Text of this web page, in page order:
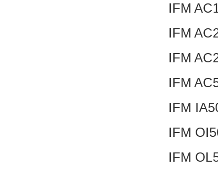
IFM
IFM
IFM
IFM
IFM
IFM
IFM